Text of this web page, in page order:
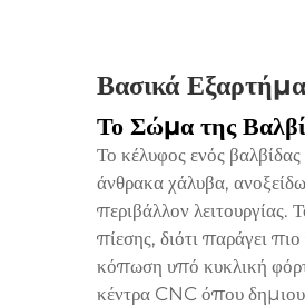
Βασικά
Το Σώμα της
Το κέλυφος ενός
άνθρακα χάλυβα,
περιβάλλον λειτουργίας.
πίεσης, διότι παράγει
κόπωση υπό κυκλική
κέντρα CNC όπου